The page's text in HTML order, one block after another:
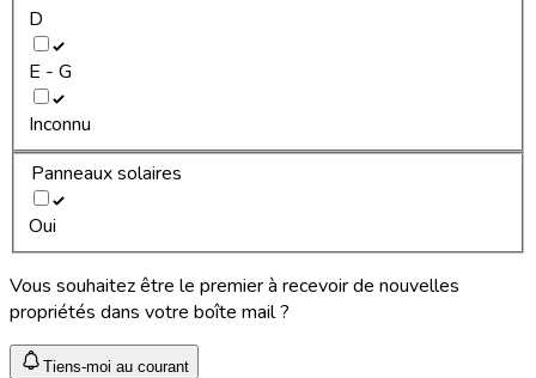
D
E - G
Inconnu
Panneaux solaires
Oui
Vous souhaitez être le premier à recevoir de nouvelles
propriétés dans votre boîte mail ?
Tiens-moi au courant